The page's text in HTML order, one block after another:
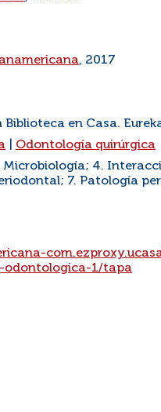
, 2017
en Casa.
Odontología quirúrgica
4.
7. Patología
odontologica-1/tapa